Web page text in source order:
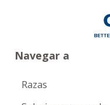
Navegar a
Razas